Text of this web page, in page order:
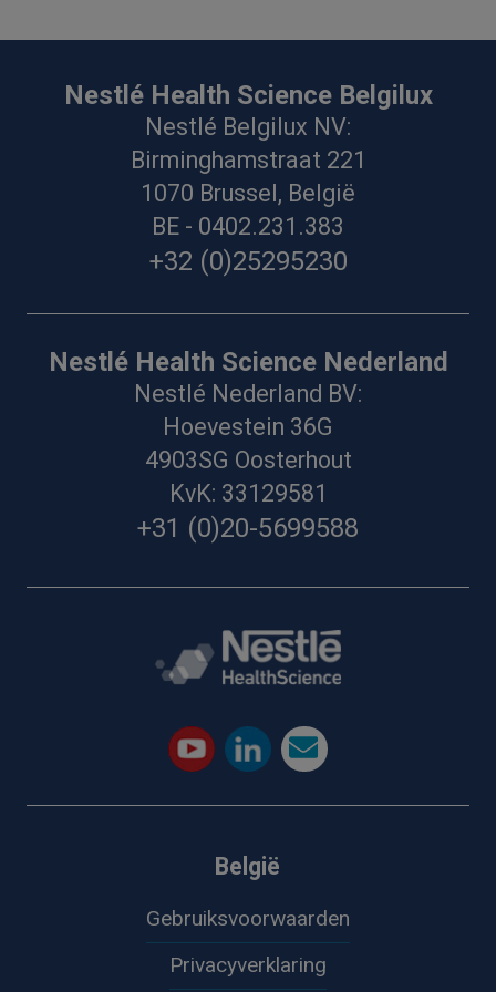
Nestlé Health Science Belgilux
Nestlé Belgilux NV:
Birminghamstraat 221
1070 Brussel, België
BE - 0402.231.383
+32 (0)25295230
Nestlé Health Science Nederland
Nestlé Nederland BV:
Hoevestein 36G
4903SG Oosterhout
KvK: 33129581
+31 (0)20-5699588
België
Gebruiksvoorwaarden
Privacyverklaring